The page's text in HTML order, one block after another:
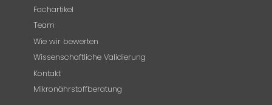
Fachartikel
Team
Wie wir bewerten
Wissenschaftliche Validierung
Kontakt
Mikronährstoffberatung